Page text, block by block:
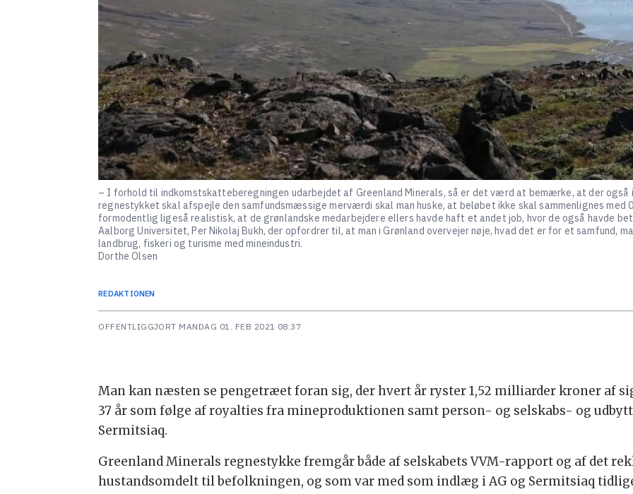
– I forhold til indkomstskatteberegningen udarbejdet af Greenland Minerals, så er det værd at bemærke, at der også
regnestykket skal afspejle den samfundsmæssige merværdi skal man huske, at beløbet ikke skal sammenlignes med
formodentlig ligeså realistisk, at de grønlandske medarbejdere ellers havde haft et andet job, hvor de også havde
Aalborg Universitet, Per Nikolaj Bukh, der opfordrer til, at man i Grønland overvejer nøje, hvad det er for et samfund,
landbrug, fiskeri og turisme med mineindustri.
Dorthe Olsen
REDAKTIONEN
OFFENTLIGGJORT MANDAG 01. FEB 2021 08:37
Man kan næsten se pengetræet foran sig, der hvert år ryster 1,52 milliarder kroner af
37 år som følge af royalties fra mineproduktionen samt person- og selskabs- og
Sermitsiaq.
Greenland Minerals regnestykke fremgår både af selskabets VVM-rapport og af det
hustandsomdelt til befolkningen, og som var med som indlæg i AG og Sermitsiaq